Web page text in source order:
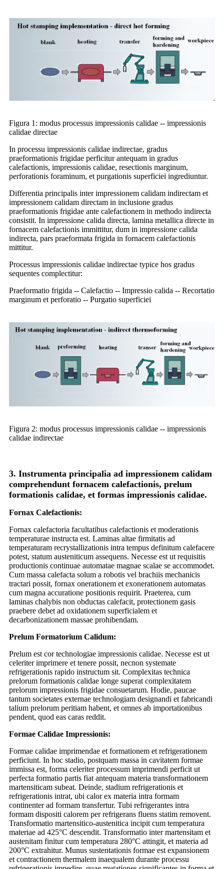
Figura 1: modus processus impressionis calidae -- impressionis
calidae directae
In processu impressionis calidae indirectae, gradus
praeformationis frigidae perficitur antequam in gradus
calefactionis, impressionis calidae, resectionis marginum,
perforationis foraminum, et purgationis superficiei ingrediuntur.
Differentia principalis inter impressionem calidam indirectam et
impressionem calidam directam in inclusione gradus
praeformationis frigidae ante calefactionem in methodo indirecta
consistit. In impressione calida directa, lamina metallica directe in
fornacem calefactionis immittitur, dum in impressione calida
indirecta, pars praeformata frigida in fornacem calefactionis
mittitur.
Processus impressionis calidae indirectae typice hos gradus
sequentes complectitur:
Praeformatio frigida -- Calefactio -- Impressio calida -- Recortatio
marginum et perforatio -- Purgatio superficiei
Figura 2: modus processus impressionis calidae -- impressionis
calidae indirectae
3. Instrumenta principalia ad impressionem calidam
comprehendunt fornacem calefactionis, prelum
formationis calidae, et formas impressionis calidae.
Fornax Calefactionis:
Fornax calefactoria facultatibus calefactionis et moderationis
temperaturae instructa est. Laminas altae firmitatis ad
temperaturam recrystallizationis intra tempus definitum calefacere
potest, statum austeniticum assequens. Necesse est ut requisitis
productionis continuae automatae magnae scalae se accommodet.
Cum massa calefacta solum a robotis vel brachiis mechanicis
tractari possit, fornax onerationem et exonerationem automatas
cum magna accuratione positionis requirit. Praeterea, cum
laminas chalybis non obductas calefacit, protectionem gasis
praebere debet ad oxidationem superficialem et
decarbonizationem massae prohibendam.
Prelum Formatorium Calidum:
Prelum est cor technologiae impressionis calidae. Necesse est ut
celeriter imprimere et tenere possit, necnon systemate
refrigerationis rapido instructum sit. Complexitas technica
prelorum formationis calidae longe superat complexitatem
prelorum impressionis frigidae consuetarum. Hodie, paucae
tantum societates externae technologiam designandi et fabricandi
talium prelorum peritiam habent, et omnes ab importationibus
pendent, quod eas caras reddit.
Formae Calidae Impressionis:
Formae calidae imprimendae et formationem et refrigerationem
perficiunt. In hoc stadio, postquam massa in cavitatem formae
immissa est, forma celeriter processum imprimendi perficit ut
perfecta formatio partis fiat antequam materia transformationem
martensiticam subeat. Deinde, stadium refrigerationis et
refrigerationis intrat, ubi calor ex materia intra formam
continenter ad formam transfertur. Tubi refrigerantes intra
formam dispositi calorem per refrigerans fluens statim removent.
Transformatio martensitico-austenitica incipit cum temperatura
materiae ad 425°C descendit. Transformatio inter martensitam et
austenitam finitur cum temperatura 280°C attingit, et materia ad
200°C extrahitur. Munus sustentationis formae est expansionem
et contractionem thermalem inaequalem durante processu